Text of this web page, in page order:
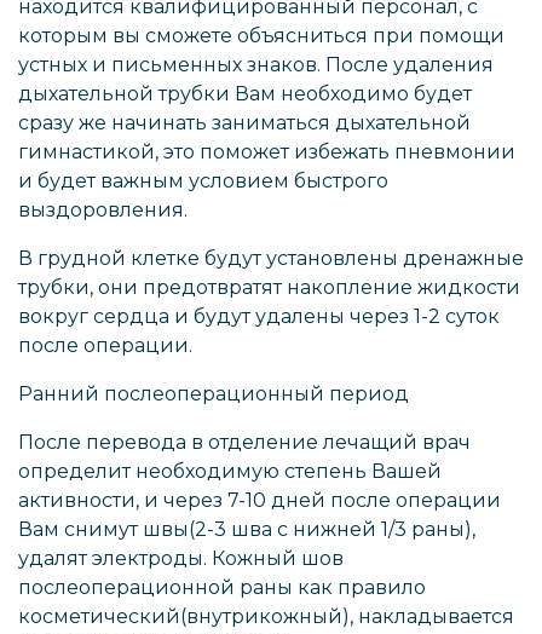
находится квалифицированный персонал, с
которым вы сможете объясниться при помощи
устных и письменных знаков. После удаления
дыхательной трубки Вам необходимо будет
сразу же начинать заниматься дыхательной
гимнастикой, это поможет избежать пневмонии
и будет важным условием быстрого
выздоровления.
В грудной клетке будут установлены дренажные
трубки, они предотвратят накопление жидкости
вокруг сердца и будут удалены через 1-2 суток
после операции.
Ранний послеоперационный период
После перевода в отделение лечащий врач
определит необходимую степень Вашей
активности, и через 7-10 дней после операции
Вам снимут швы(2-3 шва с нижней 1/3 раны),
удалят электроды. Кожный шов
послеоперационной раны как правило
косметический(внутрикожный), накладывается